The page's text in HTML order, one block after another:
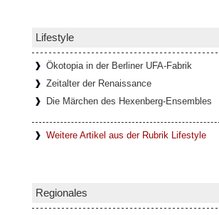
Um Schloss
ehemalige Burg
ausgezeichnete
Im Goethe-Haus
Lifestyle
Ökotopia in der Berliner UFA-Fabrik
Zeitalter der Renaissance
Die Märchen des Hexenberg-Ensembles
Weitere Artikel aus der Rubrik Lifestyle
Regionales